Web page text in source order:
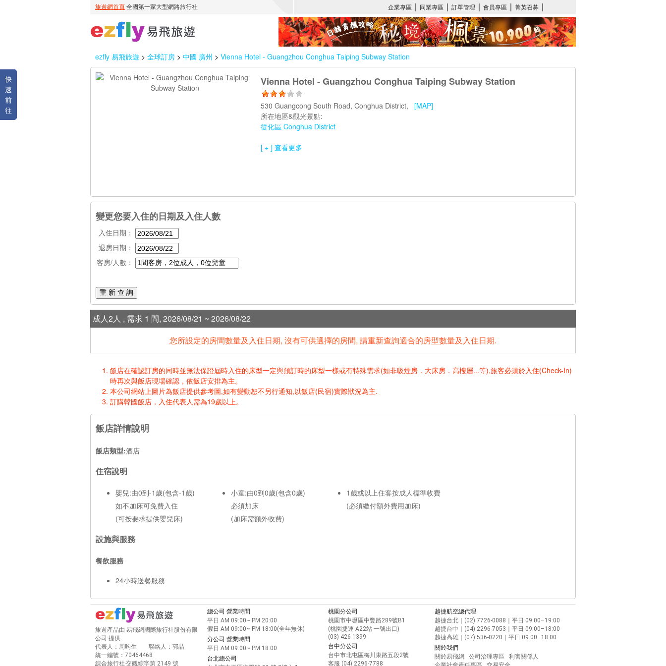
ezfly 易飛旅遊 > 全球訂房 > 中國 廣州 > Vienna Hotel - Guangzhou Conghua Taiping Subway Station
快
速
前
往
Vienna Hotel - Guangzhou Conghua Taiping Subway Station
530 Guangcong South Road, Conghua District, [MAP]
所在地區&觀光景點:
從化區 Conghua District
[ + ] 查看更多
變更您要入住的日期及入住人數
入住日期：
退房日期：
客房/人數：
重 新 查 詢
成人2人 , 需求 1 間, 2026/08/21 ~ 2026/08/22
您所設定的房間數量及入住日期, 沒有可供選擇的房間, 請重新查詢適合的房型數量及入住日期.
飯店在確認訂房的同時並無法保證屆時入住的床型一定與預訂時的床型一樣或有特殊需求(如非吸煙房．大床房．高樓層...等),旅客必須於入住(Check-In)
時再次與飯店現場確認，依飯店安排為主。
本公司網站上圖片為飯店提供參考圖,如有變動恕不另行通知,以飯店(民宿)實際狀況為主.
訂購韓國飯店，入住代表人需為19歲以上。
飯店詳情說明
飯店類型:酒店
住宿說明
嬰兒:由0到-1歲(包含-1歲)
如不加床可免費入住
(可按要求提供嬰兒床)
小童:由0到0歲(包含0歲)
必須加床
(加床需額外收費)
1歲或以上住客按成人標準收費
(必須繳付額外費用加床)
設施與服務
餐飲服務
24小時送餐服務